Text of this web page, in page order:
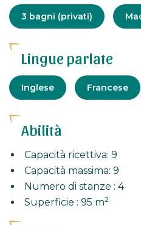
3 bagni (privati)
Lingue parlate
Inglese Francese
Abilità
Capacità ricettiva: 9
Capacità massima: 9
Numero di stanze : 4
Superficie : 95 m2